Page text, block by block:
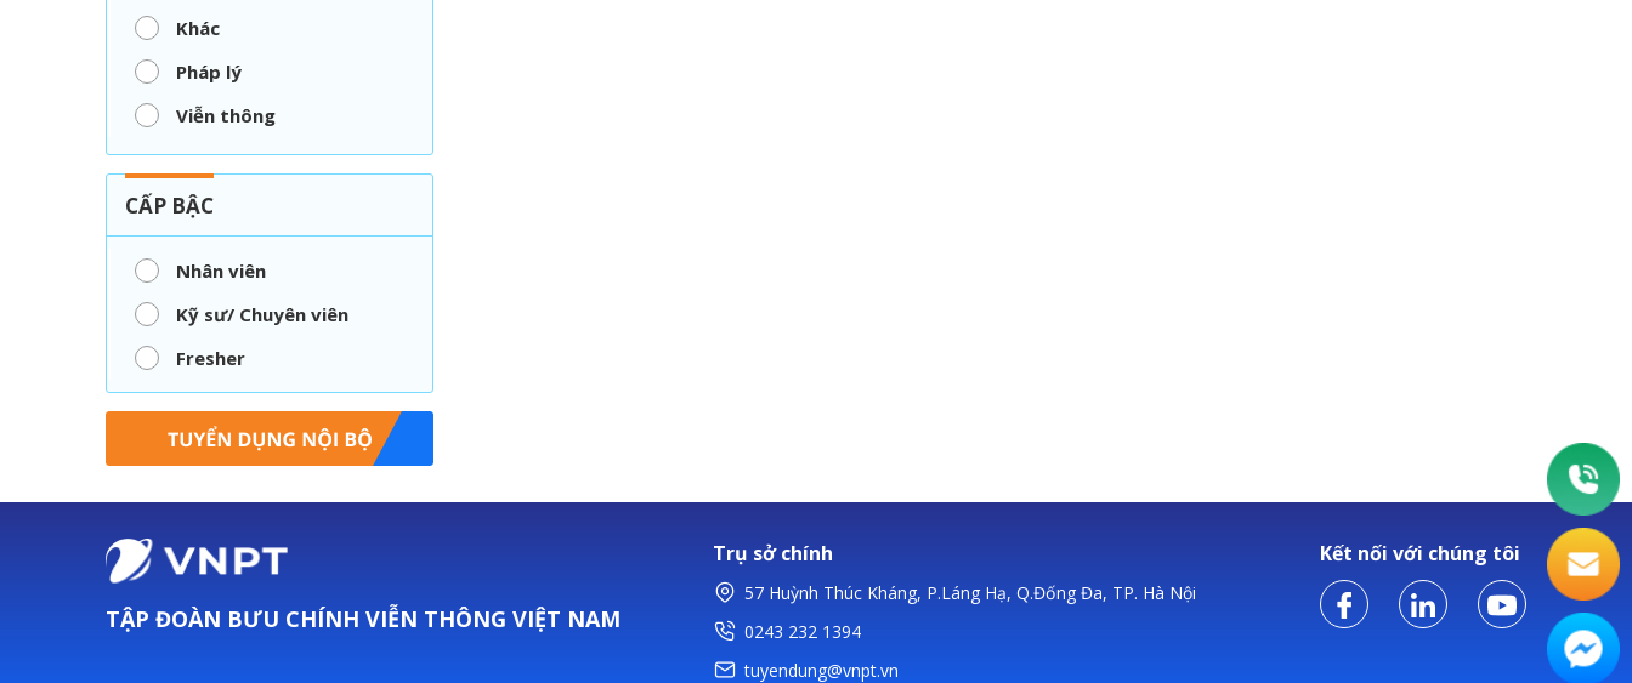
Khác
Pháp lý
Viễn thông
CẤP BẬC
Nhân viên
Kỹ sư/ Chuyên viên
Fresher
TẬP ĐOÀN BƯU CHÍNH VIỄN THÔNG VIỆT NAM
Trụ sở chính
57 Huỳnh Thúc Kháng, P.Láng Hạ, Q.Đống Đa, TP. Hà Nội
0243 232 1394
tuyendung@vnpt.vn
Kết nối với chúng tôi